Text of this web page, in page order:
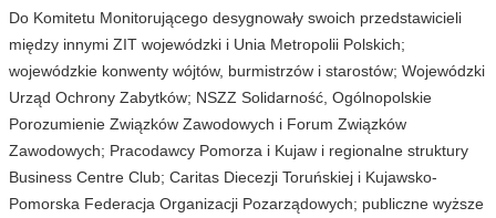
Do Komitetu Monitorującego desygnowały swoich przedstawicieli
między innymi ZIT wojewódzki i Unia Metropolii Polskich;
wojewódzkie konwenty wójtów, burmistrzów i starostów; Wojewódzki
Urząd Ochrony Zabytków; NSZZ Solidarność, Ogólnopolskie
Porozumienie Związków Zawodowych i Forum Związków
Zawodowych; Pracodawcy Pomorza i Kujaw i regionalne struktury
Business Centre Club; Caritas Diecezji Toruńskiej i Kujawsko-
Pomorska Federacja Organizacji Pozarządowych; publiczne wyższe